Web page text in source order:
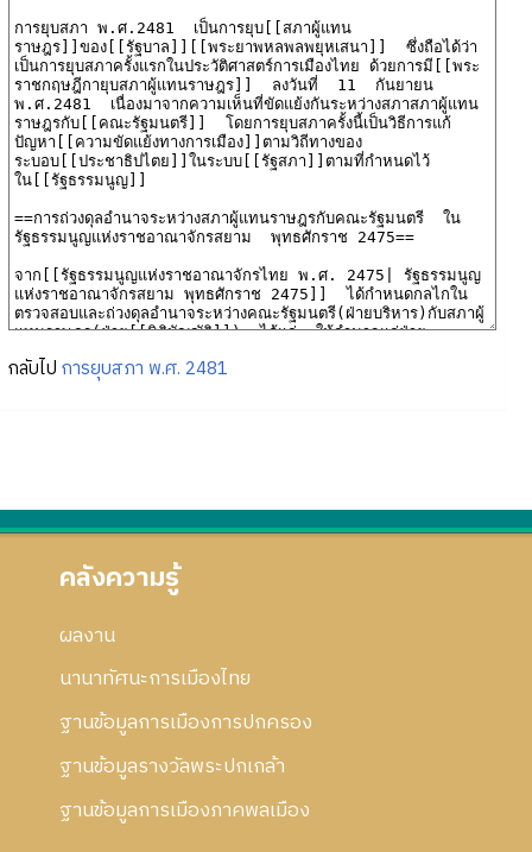
กลับไป การยุบสภา พ.ศ. 2481
คลังความรู้
ผลงาน
นานาทัศนะการเมืองไทย
ฐานข้อมูลการเมืองการปกครอง
ฐานข้อมูลรางวัลพระปกเกล้า
ฐานข้อมูลการเมืองภาคพลเมือง